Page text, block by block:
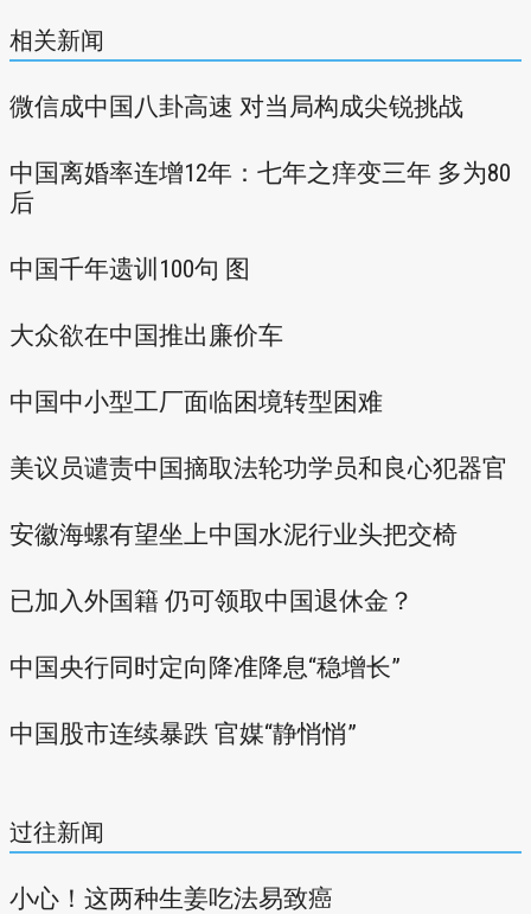
相关新闻
微信成中国八卦高速 对当局构成尖锐挑战
中国离婚率连增12年：七年之痒变三年 多为80
后
中国千年遗训100句 图
大众欲在中国推出廉价车
中国中小型工厂面临困境转型困难
美议员谴责中国摘取法轮功学员和良心犯器官
安徽海螺有望坐上中国水泥行业头把交椅
已加入外国籍 仍可领取中国退休金？
中国央行同时定向降准降息“稳增长”
中国股市连续暴跌 官媒“静悄悄”
过往新闻
小心！这两种生姜吃法易致癌